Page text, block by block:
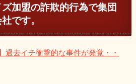
加盟の詐欺的行為で集団
です。
過去イチ衝撃的な事件が発覚・・